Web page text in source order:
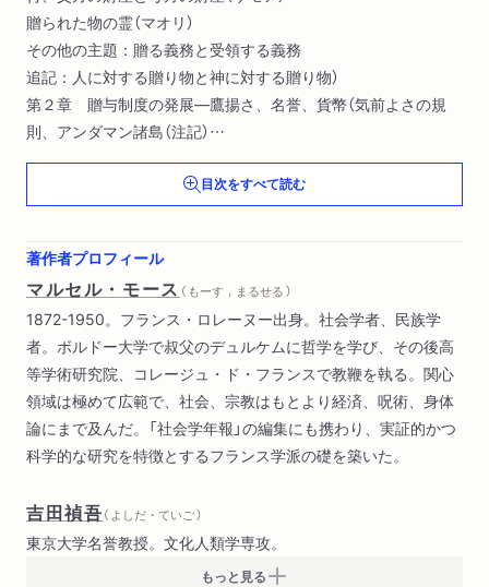
贈られた物の霊（マオリ）
その他の主題：贈る義務と受領する義務
追記：人に対する贈り物と神に対する贈り物）
第２章 贈与制度の発展―鷹揚さ、名誉、貨幣（気前よさの規
則、アンダマン諸島（注記）
贈与交換の原則、理由、強度（メラネシア）
第３章 古代の法と経済におけるこうした原則の残存（人に関す
古代ヒンドゥー法
ゲルマン法（抵当と贈与））
第４章 結論（道徳上の結論
経済社会学上および政治経済学上の結論
一般社会学上および道徳社会学上の結論）
目次をすべて読む
著作者プロフィール
マルセル・モース （ もーす，まるせる ）
1872-1950。フランス・ロレーヌー出身。社会学者、民族学
者。ボルドー大学で叔父のデュルケムに哲学を学び、その後高
等学術研究院、コレージュ・ド・フランスで教鞭を執る。関心
領域は極めて広範で、社会、宗教はもとより経済、呪術、身体
論にまで及んだ。「社会学年報」の編集にも携わり、実証的かつ
科学的な研究を特徴とするフランス学派の礎を築いた。
吉田禎吾（ よしだ・ていご ）
東京大学名誉教授。文化人類学専攻。
もっと見る